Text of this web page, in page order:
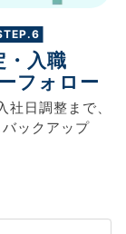
・入職
フォロー
社日調整まで、
ックアップ